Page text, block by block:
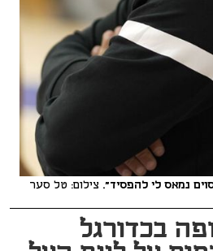
נמאס לי להפסיד". צילום: טל סער
בכדורגל